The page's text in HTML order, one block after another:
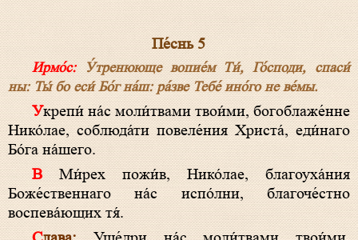
Пе́снь 5
Ирмо́с:У́тренююще вопие́м Ти́, Го́споди, спаси́
ны: Ты́ бо еси́ Бо́г на́ш: ра́зве Тебе́ ино́го не ве́мы.
Укрепи́ на́с моли́твами твои́ми, богоблаже́нне
Нико́лае, соблюда́ти повеле́ния Христа́, еди́наго
Бо́га на́шего.
В Ми́рех пожи́в, Нико́лае, благоуха́ния
Боже́ственнаго на́с испо́лни, благоче́стно
воспева́ющих тя́.